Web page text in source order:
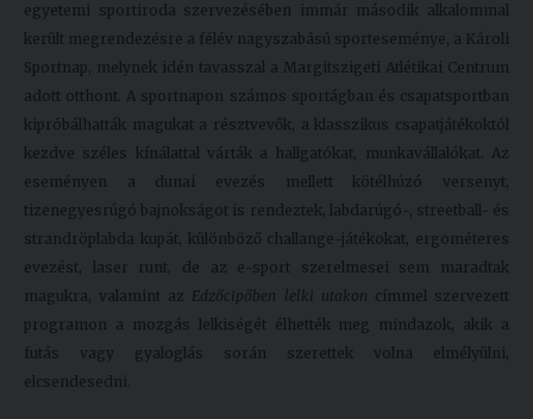
egyetemi sportiroda szervezésében immár második alkalommal
került megrendezésre a félév nagyszabású sporteseménye, a Károli
Sportnap, melynek idén tavasszal a Margitszigeti Atlétikai Centrum
adott otthont. A sportnapon számos sportágban és csapatsportban
kipróbálhatták magukat a résztvevők, a klasszikus csapatjátékoktól
kezdve széles kínálattal várták a hallgatókat, munkavállalókat. Az
eseményen a dunai evezés mellett kötélhúzó versenyt,
tizenegyesrúgó bajnokságot is rendeztek, labdarúgó-, streetball- és
strandröplabda kupát, különböző challange-játékokat, ergométeres
evezést, laser runt, de az e-sport szerelmesei sem maradtak
magukra, valamint az Edzőcipőben lelki utakon címmel szervezett
programon a mozgás lelkiségét élhették meg mindazok, akik a
futás vagy gyaloglás során szerettek volna elmélyülni,
elcsendesedni.